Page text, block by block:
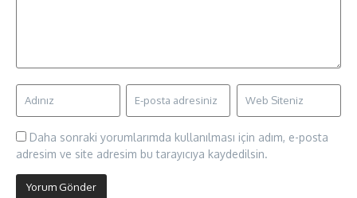
Daha sonraki yorumlarımda kullanılması için adım, e-posta
adresim ve site adresim bu tarayıcıya kaydedilsin.